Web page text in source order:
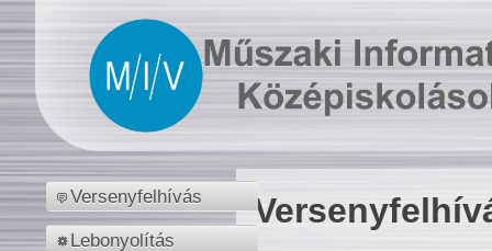
Versenyfelhívás
Lebonyolítás